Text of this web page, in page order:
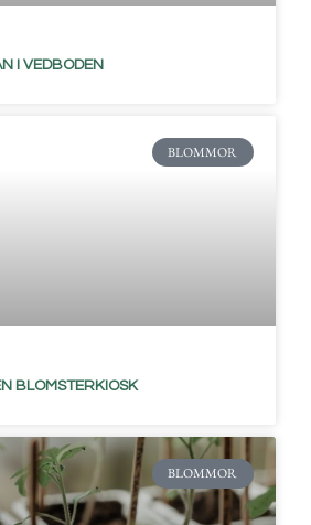
I VEDBODEN
BLOMMOR
BLOMSTERKIOSK
BLOMMOR